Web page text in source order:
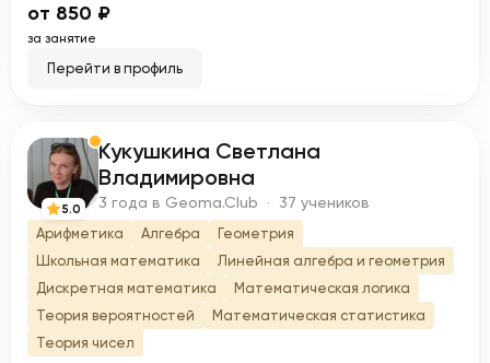
от 850 ₽
за занятие
Перейти в профиль
К
5.0
Кукушкина Светлана
Владимировна
3 года в Geoma.Club · 37 учеников
Арифметика Алгебра
Геометрия
Школьная математика
Линейная алгебра и геометрия
Дискретная математика
Математическая логика
Теория вероятностей
Математическая статистика
Теория чисел